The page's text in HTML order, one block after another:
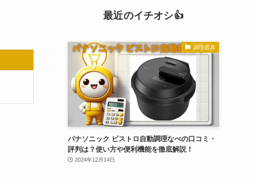
最近のイチオシ👍
調理器具
パナソニック ビストロ自動調理なべの口コミ・
評判は？使い方や便利機能を徹底解説！
2024年12月14日